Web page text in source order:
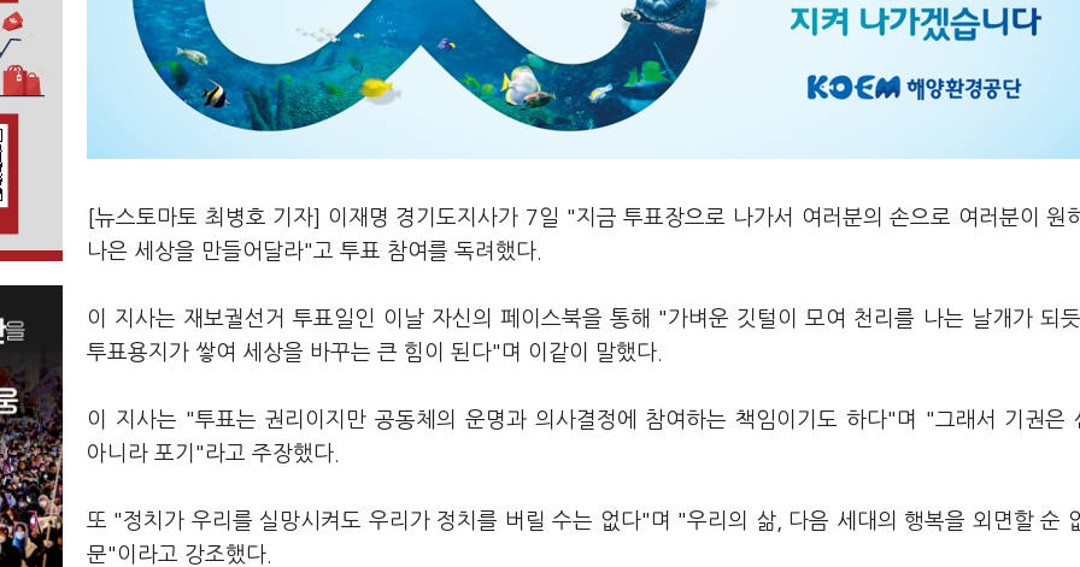
[뉴스토마토 최병호 기자] 이재명 경기도지사가 7일 "지금 투표장으로 나가서 여러분의 손으로 여러분이 원
나은 세상을 만들어달라"고 투표 참여를 독려했다.
이 지사는 재보궐선거 투표일인 이날 자신의 페이스북을 통해 "가벼운 깃털이 모여 천리를 나는 날개가 되
투표용지가 쌓여 세상을 바꾸는 큰 힘이 된다"며 이같이 말했다.
이 지사는 "투표는 권리이지만 공동체의 운명과 의사결정에 참여하는 책임이기도 하다"며 "그래서 기권은
아니라 포기"라고 주장했다.
또 "정치가 우리를 실망시켜도 우리가 정치를 버릴 수는 없다"며 "우리의 삶, 다음 세대의 행복을 외면할 순
문"이라고 강조했다.